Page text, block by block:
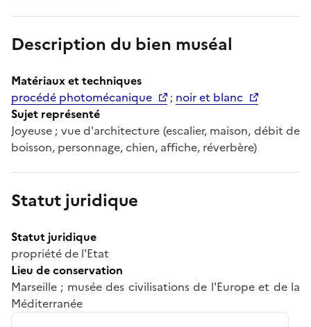
Description du bien muséal
Matériaux et techniques
procédé photomécanique
; noir et blanc
Sujet représenté
Joyeuse ; vue d'architecture (escalier, maison, débit de
boisson, personnage, chien, affiche, réverbère)
Statut juridique
Statut juridique
propriété de l'Etat
Lieu de conservation
Marseille ; musée des civilisations de l'Europe et de la
Méditerranée